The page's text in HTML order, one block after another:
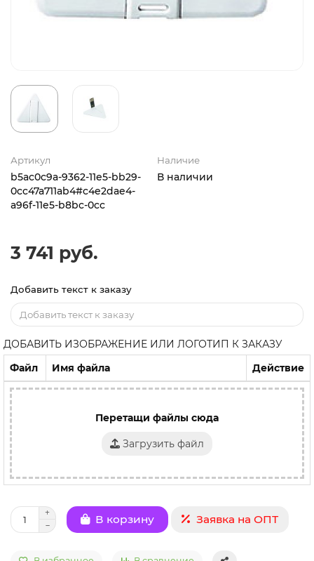
Артикул
b5ac0c9a-9362-11e5-bb29-
0cc47a711ab4#c4e2dae4-
a96f-11e5-b8bc-0cc
Наличие
В наличии
3 741 руб.
Добавить текст к заказу
ДОБАВИТЬ ИЗОБРАЖЕНИЕ ИЛИ ЛОГОТИП К ЗАКАЗУ
Файл
Имя файла Действие
Перетащи файлы сюда
Загрузить файл
В корзину Заявка на ОПТ